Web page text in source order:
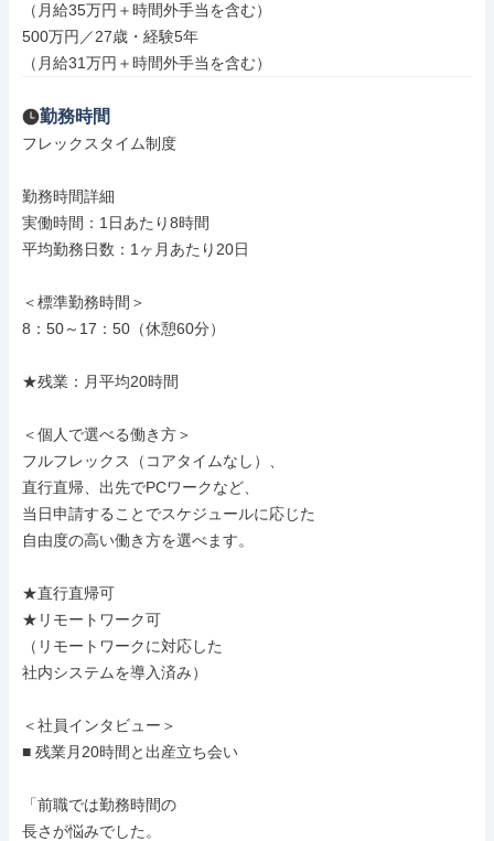
（月給35万円＋時間外手当を含む）
500万円／27歳・経験5年
（月給31万円＋時間外手当を含む）
勤務時間
フレックスタイム制度
勤務時間詳細
実働時間：1日あたり8時間
平均勤務日数：1ヶ月あたり20日
＜標準勤務時間＞
8：50～17：50（休憩60分）
★残業：月平均20時間
＜個人で選べる働き方＞
フルフレックス（コアタイムなし）、
直行直帰、出先でPCワークなど、
当日申請することでスケジュールに応じた
自由度の高い働き方を選べます。
★直行直帰可
★リモートワーク可
（リモートワークに対応した
社内システムを導入済み）
＜社員インタビュー＞
■ 残業月20時間と出産立ち会い
「前職では勤務時間の
長さが悩みでした。